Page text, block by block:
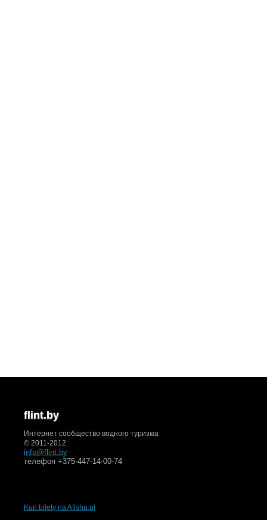
flint.by
Интернет сообщество водного туризма
© 2011-2012
info@flint.by
телефон +375-447-14-00-74
Kup bilety na Afisha.pl